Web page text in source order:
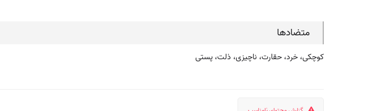
متضادها
کوچکی، خرد، حقارت، ناچیزی، ذلت، پستی